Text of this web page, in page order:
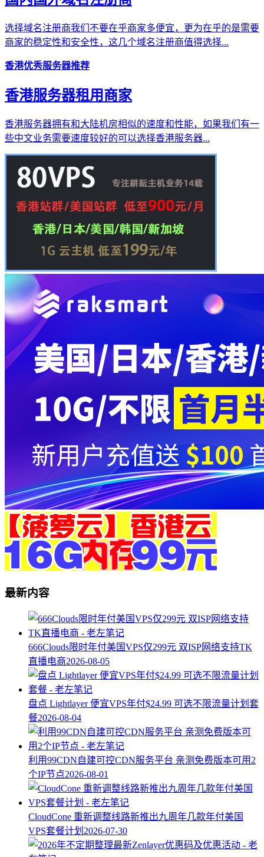
选择域名注册商我们不要在乎商家多便宜，更为在乎的是需要
商家的稳定性和安全性，这几个域名注册商值得选择...
香港优秀服务器推荐
香港服务器租用商家
香港服务器拥有和大陆机房相似的速度和性能，如果我们有一
些中文业务需要速度较好的可以选择香港服务器...
最新内容
666Clouds限时年付美国VPS仅299元 双ISP网络支持TK
直播电商2026-08-05
盘点 Lightlayer 便宜VPS年付$24.99 可选不限流量计划套
餐2026-08-04
利用99CDN自建可控CDN服务平台 亲测免费版本可用2
个IP节点2026-08-01
CloudCone 重新调整线路新推出九周年几款年付美国
VPS套餐计划 2026-07-30